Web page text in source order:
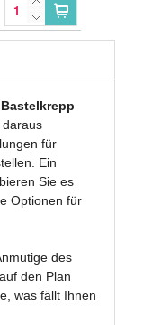
daraus
für
Ein
Sie es
Optionen für
des
den Plan
was fällt Ihnen